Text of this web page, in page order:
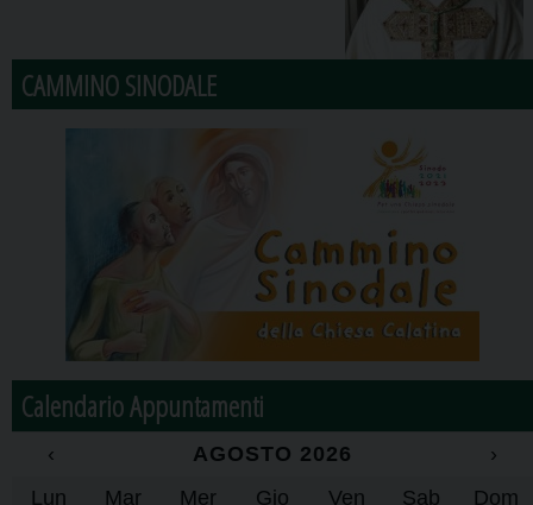
CAMMINO SINODALE
Calendario Appuntamenti
‹ AGOSTO 2026
›
Lun
Mar Mer Gio Ven Sab Dom